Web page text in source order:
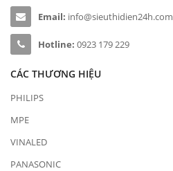
Email: info@sieuthidien24h.com
Hotline: 0923 179 229
CÁC THƯƠNG HIỆU
PHILIPS
MPE
VINALED
PANASONIC